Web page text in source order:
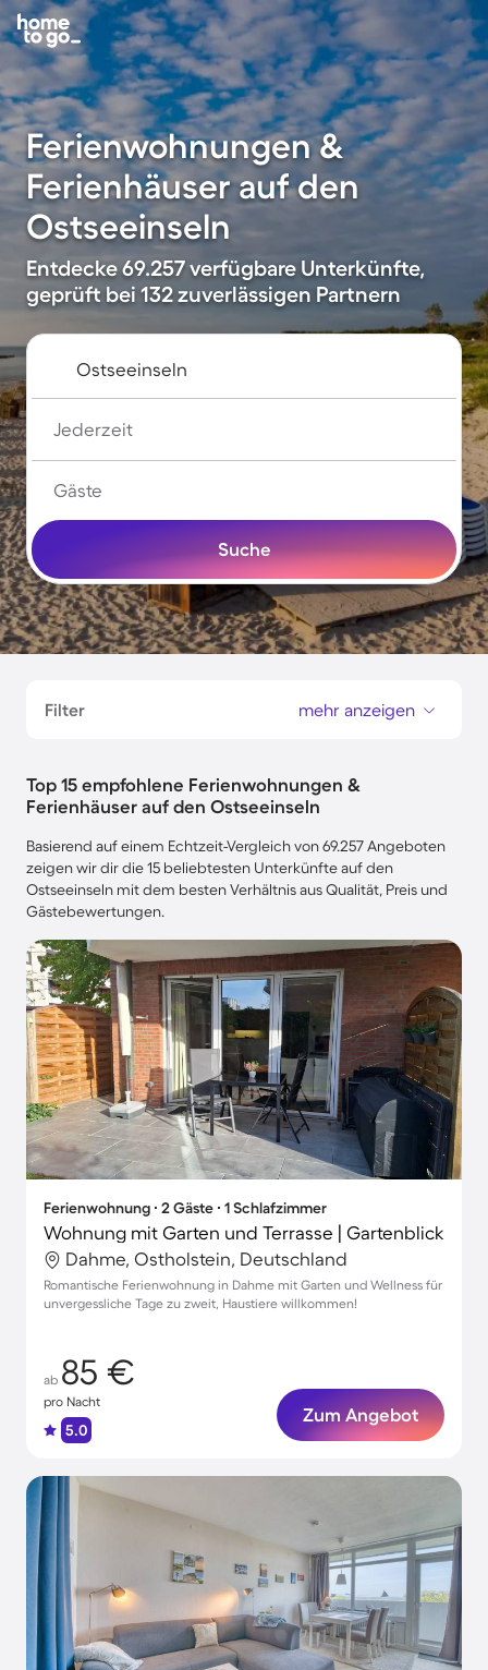
Ferienwohnungen &
Ferienhäuser auf den
Ostseeinseln
Entdecke 69.257 verfügbare Unterkünfte,
geprüft bei 132 zuverlässigen Partnern
Jederzeit
Gäste
Suche
Filter mehr anzeigen
Top 15 empfohlene Ferienwohnungen &
Ferienhäuser auf den Ostseeinseln
Basierend auf einem Echtzeit-Vergleich von 69.257 Angeboten
zeigen wir dir die 15 beliebtesten Unterkünfte auf den
Ostseeinseln mit dem besten Verhältnis aus Qualität, Preis und
Gästebewertungen.
Ferienwohnung ∙ 2 Gäste ∙ 1 Schlafzimmer
Wohnung mit Garten und Terrasse | Gartenblick
Dahme, Ostholstein, Deutschland
Romantische Ferienwohnung in Dahme mit Garten und Wellness für
unvergessliche Tage zu zweit, Haustiere willkommen!
ab 85 €
pro Nacht
5.0
Zum Angebot